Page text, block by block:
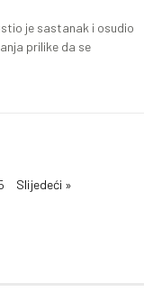
je sastanak i osudio
prilike da se
Slijedeći »